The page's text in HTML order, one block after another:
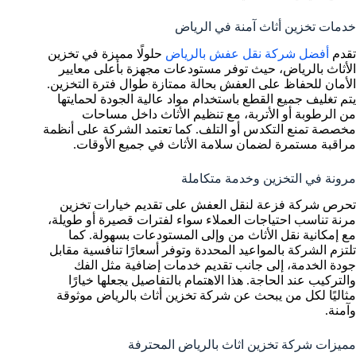
خدمات تخزين أثاث آمنة في الرياض
تقدم أفضل شركة نقل عفش بالرياض حلولًا مميزة في تخزين
الأثاث بالرياض، حيث توفر مستودعات مجهزة بأعلى معايير
الأمان للحفاظ على العفش بحالة ممتازة طوال فترة التخزين.
يتم تغليف جميع القطع باستخدام مواد عالية الجودة لحمايتها
من الرطوبة أو الأتربة، مع تنظيم الأثاث داخل مساحات
مخصصة تمنع التكدس أو التلف. كما تعتمد الشركة على أنظمة
مراقبة مستمرة لضمان سلامة الأثاث في جميع الأوقات.
مرونة في التخزين وخدمة متكاملة
تحرص شركة فزعة لنقل العفش على تقديم خيارات تخزين
مرنة تناسب احتياجات العملاء سواء لفترات قصيرة أو طويلة،
مع إمكانية نقل الأثاث من وإلى المستودعات بسهولة. كما
تلتزم الشركة بالمواعيد المحددة وتوفر أسعارًا تنافسية مقابل
جودة الخدمة، إلى جانب تقديم خدمات إضافية مثل الفك
والتركيب عند الحاجة. هذا الاهتمام بالتفاصيل يجعلها خيارًا
مثاليًا لكل من يبحث عن شركة تخزين أثاث بالرياض موثوقة
وآمنة.
مميزات شركة تخزين اثاث بالرياض المحترفة